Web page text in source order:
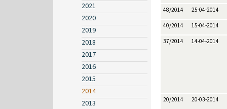
2021
2020
2019
2018
2017
2016
2015
2014
2013
48/2014 25-04-2014
40/2014 15-04-2014
37/2014 14-04-2014
20/2014 20-03-2014